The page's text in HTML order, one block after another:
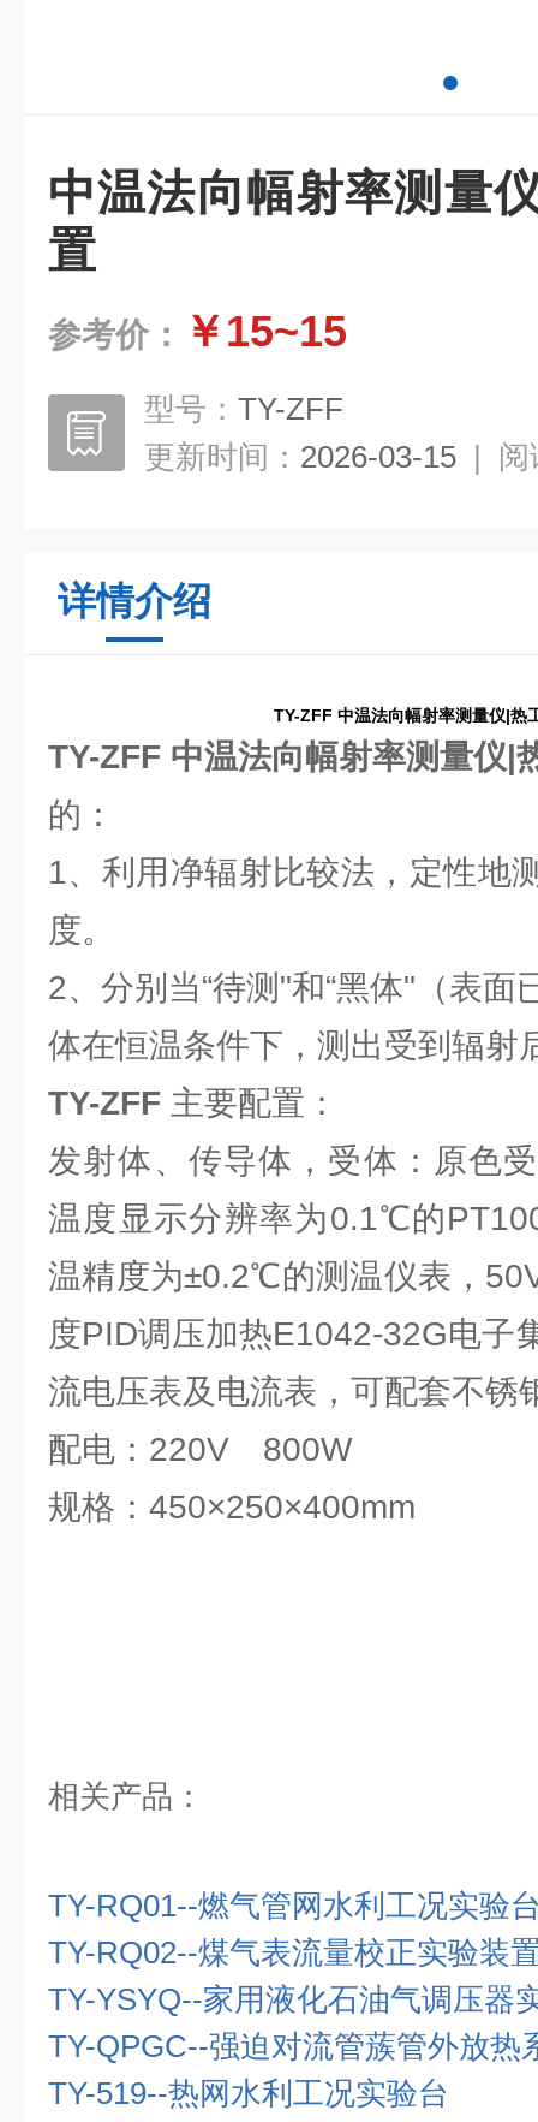
中温法向幅射率测量
置
参考价： ￥15~15
型号： TY-ZFF
更新时间： 2026-03-15 | 阅
详情介绍
TY-ZFF 中温法向幅射率测量仪|热
TY-ZFF 中温法向幅射率测量仪|
的：
1、利用净辐射比较法，定性地
度。
2、分别当“待测"和“黑体"（表面
体在恒温条件下，测出受到辐射
TY-ZFF 主要配置：
发射体、传导体，受体：原色
温度显示分辨率为0.1℃的
温精度为±0.2℃的测温仪表，
度PID调压加热E1042-32G电子
流电压表及电流表，可配套不锈
配电：220V 800W
规格：450×250×400mm
相关产品：
TY-RQ01--燃气管网水利工况实验
TY-RQ02--煤气表流量校正实验装
TY-YSYQ--家用液化石油气调压器
TY-QPGC--强迫对流管蔟管外放热
TY-519--热网水利工况实验台